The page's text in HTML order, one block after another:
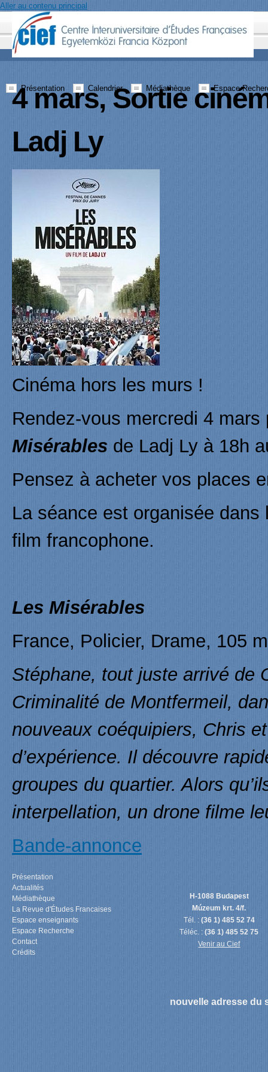
Aller au contenu principal
Présentation Calendrier Médiathèque Espace
4 mars, Sortie
Ladj Ly
Cinéma hors les murs !
Rendez-vous mercredi 4
Misérables de Ladj Ly à 18h
Pensez à acheter vos places
La séance est organisée
film francophone.
Les Misérables
France, Policier, Drame, 105
Stéphane, tout juste arrivé de
Criminalité de Montfermeil,
nouveaux coéquipiers, Chris
d’expérience. Il découvre
groupes du quartier. Alors
interpellation, un drone filme
Bande-annonce
Présentation
Actualités
Médiathèque
La Revue d'Études Francaises
Espace enseignants
Espace Recherche
Contact
Crédits
H-1088 Budapest
Múzeum krt. 4/f.
Tél. : (36 1) 485 52 74
Téléc. :(36 1) 485 52 75
Venir au Cief
nouvelle adresse du